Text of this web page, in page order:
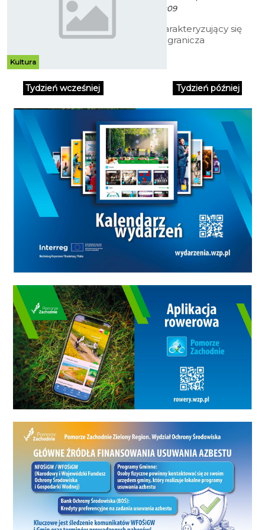
Kultura
Marca 2013 godz. 17:09
Młody zespół charakteryzujący się
brzmieniem z pogranicza
trzech muzyków, którzy śmiało
eksperymentują z muzyką.
Tydzień wcześniej Tydzień później